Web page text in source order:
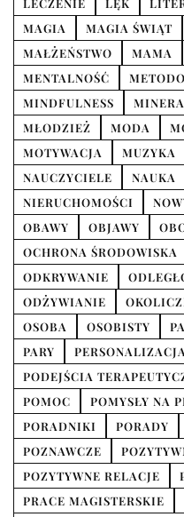
MAGIA
MAGIA ŚWIĄT
MAŁŻEŃSTWO
MAMA
MENTALNOŚĆ
MINDFULNESS
MŁODZIEŻ
MODA
MOTYWACJA
MUZYKA
NAUCZYCIELE
NAUKA
NIERUCHOMOŚCI
OBAWY
OBJAWY
OCHRONA ŚRODOWISKA
ODKRYWANIE
ODŻYWIANIE
OSOBA
OSOBISTY
PARY
PERSONALIZACJA
PODEJŚCIA
POMOC
POMYSŁY NA
PORADNIKI
PORADY
POZNAWCZE
POZYTYWNE RELACJE
PRACE MAGISTERSKIE